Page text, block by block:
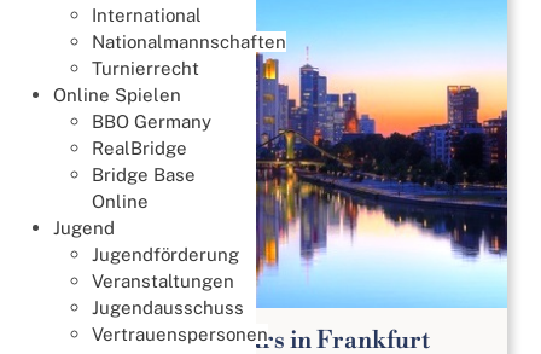
International
Nationalmannschaften
Turnierrecht
Online Spielen
BBO Germany
RealBridge
Bridge Base
Online
Jugend
Jugendförderung
Veranstaltungen
Jugendausschuss
Vertrauenspersonen
Bridge Anfängerkurs in Frankfurt